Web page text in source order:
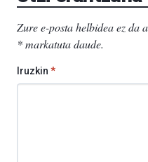
Zure e-posta helbidea ez da
*markatuta daude.
Iruzkin *